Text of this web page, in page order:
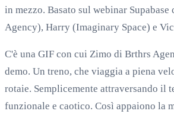
in mezzo. Basato sul webinar
Agency), Harry (Imaginary Space) e
C'è una GIF con cui Zimo di Brthrs
demo. Un treno, che viaggia a piena
rotaie. Semplicemente attraversando il
funzionale e caotico. Così appaiono la